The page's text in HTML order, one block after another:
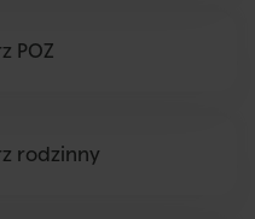
POZ
rodzinny